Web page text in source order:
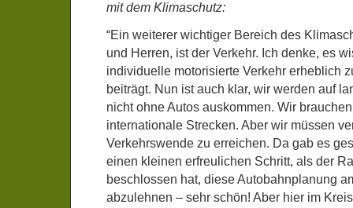
mit dem Klimaschutz:
“Ein weiterer wichtiger Bereich des
und Herren, ist der Verkehr. Ich denke, es
individuelle motorisierte Verkehr erheblich
beiträgt. Nun ist auch klar, wir werden auf
nicht ohne Autos auskommen. Wir
internationale Strecken. Aber wir müssen
Verkehrswende zu erreichen. Da gab es
einen kleinen erfreulichen Schritt, als der
beschlossen hat, diese Autobahnplanung
abzulehnen – sehr schön! Aber hier im